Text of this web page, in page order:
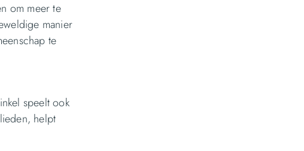
om meer te
manier
te
speelt ook
helpt